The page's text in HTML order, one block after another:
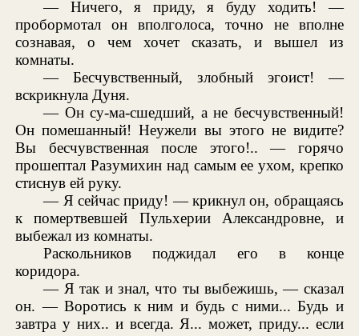
— Ничего, я приду, я буду ходить! —
пробормотал он вполголоса, точно не вполне
сознавая, о чем хочет сказать, и вышел из
комнаты.
— Бесчувственный, злобный эгоист! —
вскрикнула Дуня.
— Он су-ма-сшедший, а не бесчувственный!
Он помешанный! Неужели вы этого не видите?
Вы бесчувственная после этого!.. — горячо
прошептал Разумихин над самым ее ухом, крепко
стиснув ей руку.
— Я сейчас приду! — крикнул он, обращаясь
к помертвевшей Пульхерии Александровне, и
выбежал из комнаты.
Раскольников поджидал его в конце
коридора.
— Я так и знал, что ты выбежишь, — сказал
он. — Воротись к ним и будь с ними... Будь и
завтра у них.. и всегда. Я... может, приду... если